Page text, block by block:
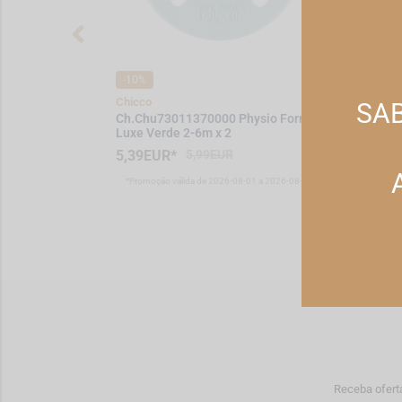
-10%
Chicco
Ch.Chu73011370000 Physio Forma
Luxe Verde 2-6m x 2
5,39EUR*
Receba